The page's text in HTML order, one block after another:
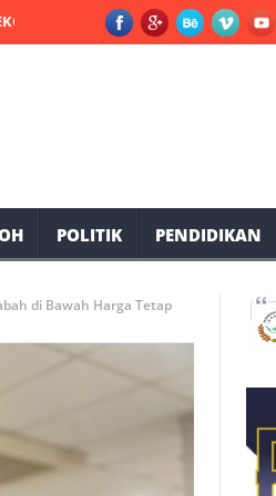
PPU Dua Tersangka
POLITIK PENDIDIKAN
di Bawah Harga Tetap